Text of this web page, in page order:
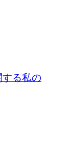
る私の